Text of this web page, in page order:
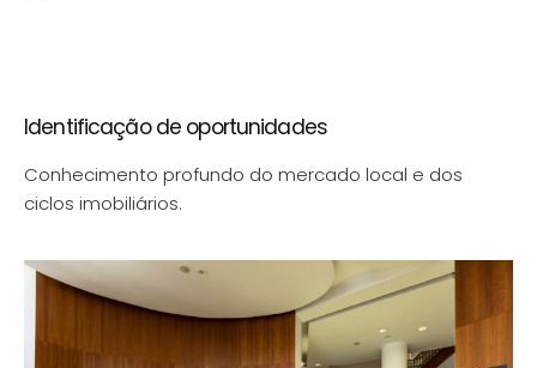
Identificação de oportunidades
Conhecimento profundo do mercado local e dos
ciclos imobiliários.